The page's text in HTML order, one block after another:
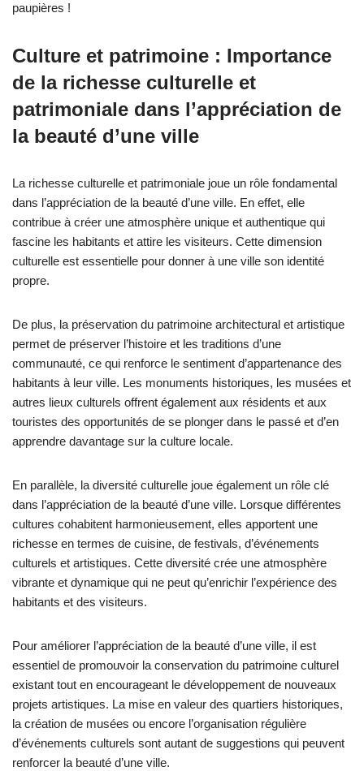
paupières !
Culture et patrimoine : Importance
de la richesse culturelle et
patrimoniale dans l’appréciation de
la beauté d’une ville
La richesse culturelle et patrimoniale joue un rôle fondamental
dans l’appréciation de la beauté d’une ville. En effet, elle
contribue à créer une atmosphère unique et authentique qui
fascine les habitants et attire les visiteurs. Cette dimension
culturelle est essentielle pour donner à une ville son identité
propre.
De plus, la préservation du patrimoine architectural et artistique
permet de préserver l’histoire et les traditions d’une
communauté, ce qui renforce le sentiment d’appartenance des
habitants à leur ville. Les monuments historiques, les musées et
autres lieux culturels offrent également aux résidents et aux
touristes des opportunités de se plonger dans le passé et d’en
apprendre davantage sur la culture locale.
En parallèle, la diversité culturelle joue également un rôle clé
dans l’appréciation de la beauté d’une ville. Lorsque différentes
cultures cohabitent harmonieusement, elles apportent une
richesse en termes de cuisine, de festivals, d’événements
culturels et artistiques. Cette diversité crée une atmosphère
vibrante et dynamique qui ne peut qu’enrichir l’expérience des
habitants et des visiteurs.
Pour améliorer l’appréciation de la beauté d’une ville, il est
essentiel de promouvoir la conservation du patrimoine culturel
existant tout en encourageant le développement de nouveaux
projets artistiques. La mise en valeur des quartiers historiques,
la création de musées ou encore l’organisation régulière
d’événements culturels sont autant de suggestions qui peuvent
renforcer la beauté d’une ville.